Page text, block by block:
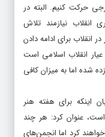
حرکت کنیم. البته در
نیازمند تلاش
برای ادامه دادن
انقلاب اسلامی است
شده اما به میزان کافی
اینکه برای هفته هنر
عنوان کرد: هر چند
کرد اما انجمن‌های